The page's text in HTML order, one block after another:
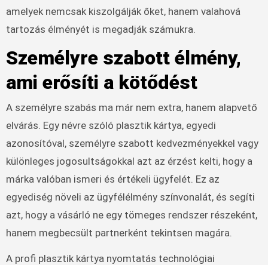
amelyek nemcsak kiszolgálják őket, hanem valahová
tartozás élményét is megadják számukra.
Személyre szabott élmény,
ami erősíti a kötődést
A személyre szabás ma már nem extra, hanem alapvető
elvárás. Egy névre szóló plasztik kártya, egyedi
azonosítóval, személyre szabott kedvezményekkel vagy
különleges jogosultságokkal azt az érzést kelti, hogy a
márka valóban ismeri és értékeli ügyfelét. Ez az
egyediség növeli az ügyfélélmény színvonalát, és segíti
azt, hogy a vásárló ne egy tömeges rendszer részeként,
hanem megbecsült partnerként tekintsen magára.
A profi plasztik kártya nyomtatás technológiai